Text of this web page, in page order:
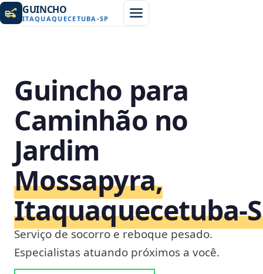
GUINCHO
ITAQUAQUECETUBA -SP
Guincho para
Caminhão no
Jardim
Mossapyra,
Serviço de socorro e reboque pesado.
Especialistas atuando próximos a você.